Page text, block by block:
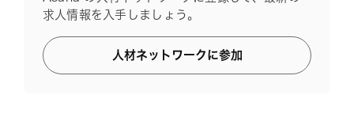
求人情報を入手しましょう。
人材ネットワークに参加